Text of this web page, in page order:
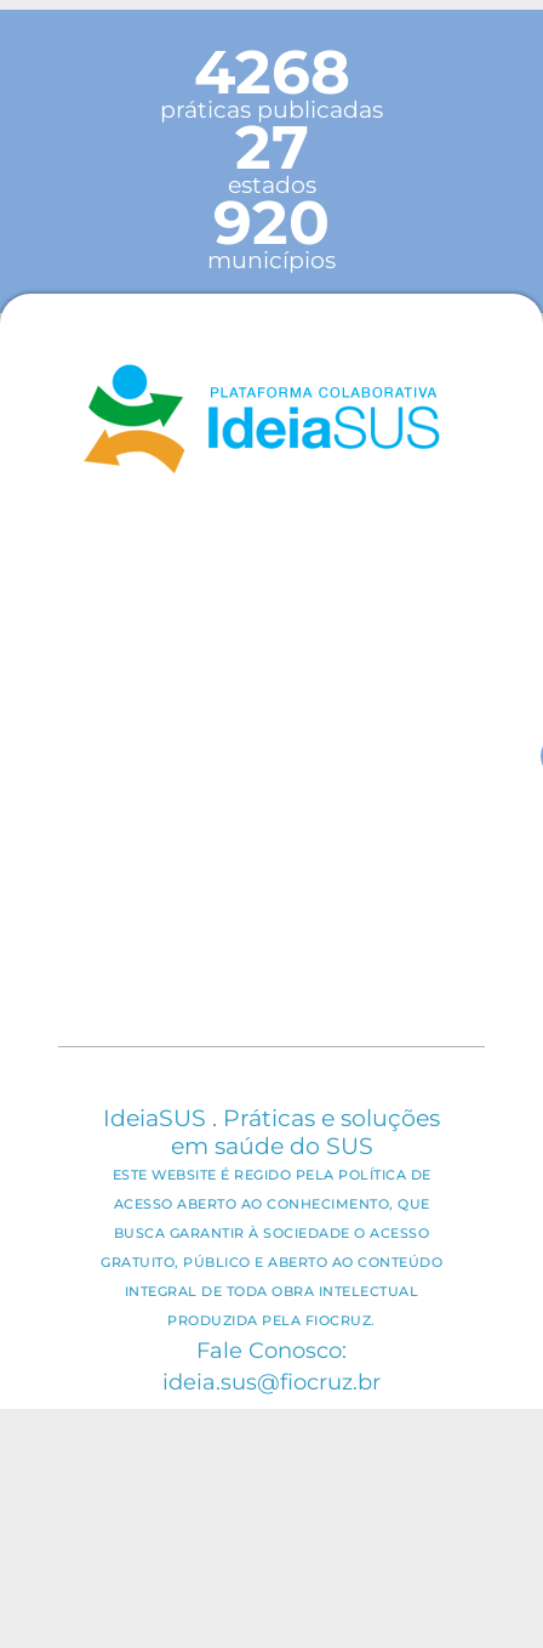
4268
práticas publicadas
27
estados
920
municípios
IdeiaSUS . Práticas e soluções
em saúde do SUS
ESTE WEBSITE É REGIDO PELA POLÍTICA DE
ACESSO ABERTO AO CONHECIMENTO, QUE
BUSCA GARANTIR À SOCIEDADE O ACESSO
GRATUITO, PÚBLICO E ABERTO AO CONTEÚDO
INTEGRAL DE TODA OBRA INTELECTUAL
PRODUZIDA PELA FIOCRUZ.
Fale Conosco:
ideia.sus@fiocruz.br